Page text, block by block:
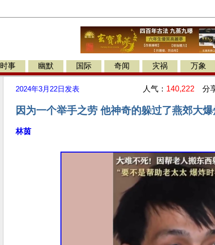
时事 幽默 国际 奇闻 灾祸 万象
2024年3月22日 发表 人气： 140,222 分
因为一个举手之劳 他神奇的躲过了燕郊大爆
林茵